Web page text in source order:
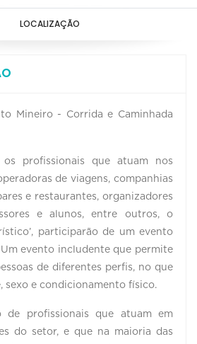
LOCALIZAÇÃO
Mineiro - Corrida e Caminhada
os profissionais que atuam nos
de viagens, companhias
e restaurantes, organizadores
e alunos, entre outros, o
participarão de um evento
evento includente que permite
de diferentes perfis, no que
sexo e condicionamento físico.
de profissionais que atuam em
do setor, e que na maioria das